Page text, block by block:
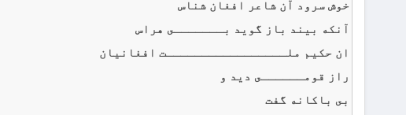
خوش سرود آن شاعر افغان شناس
آنکه بيند باز گويد بـــــــى هراس
ان حکيم ملـــــــــــــــــت افغانيان
راز قومــــــى ديد و
بى باکانه گفت